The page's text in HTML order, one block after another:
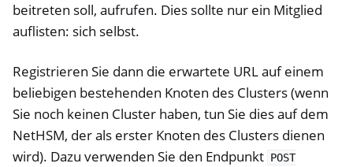
beitreten soll, aufrufen. Dies sollte nur ein Mitglied
auflisten: sich selbst.
Registrieren Sie dann die erwartete URL auf einem
beliebigen bestehenden Knoten des Clusters (wenn
Sie noch keinen Cluster haben, tun Sie dies auf dem
NetHSM, der als erster Knoten des Clusters dienen
wird). Dazu verwenden Sie den Endpunkt POST